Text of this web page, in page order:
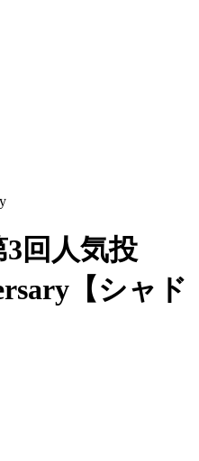
3回人気投
【シャド